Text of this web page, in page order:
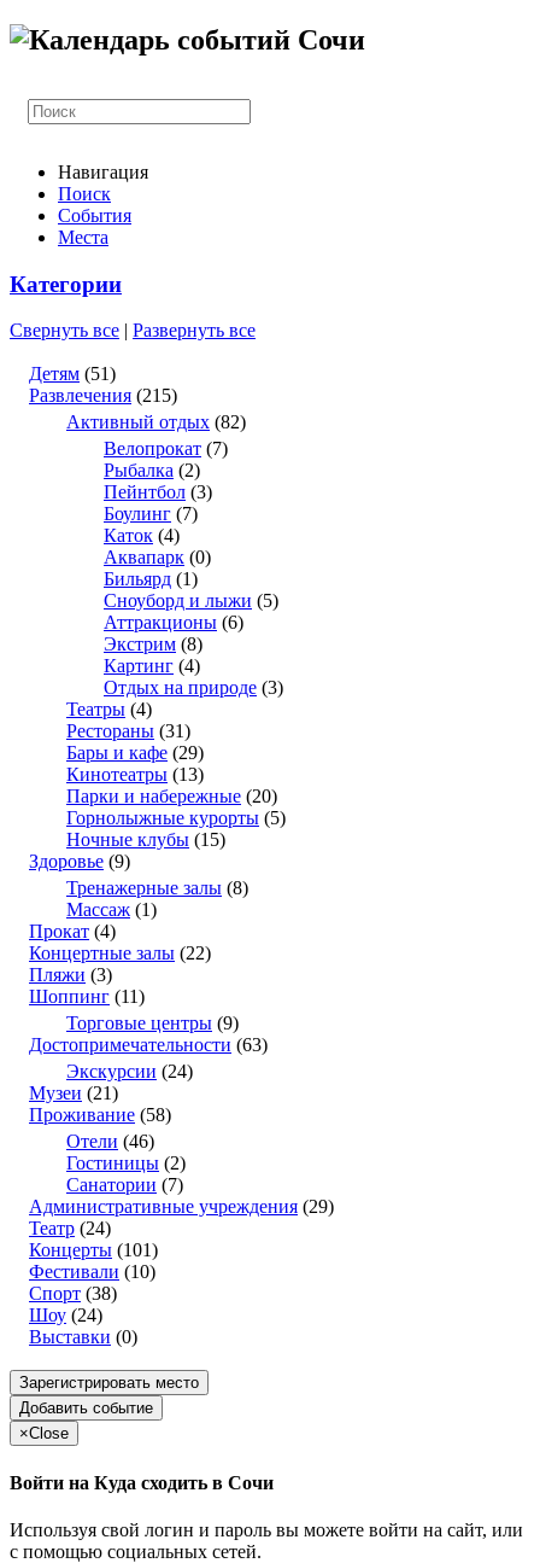
Навигация
Поиск
События
Места
Категории
Свернуть все | Развернуть все
Детям (51)
Развлечения (215)
Активный отдых (82)
Велопрокат (7)
Рыбалка (2)
Пейнтбол (3)
Боулинг (7)
Каток (4)
Аквапарк (0)
Бильярд (1)
Сноуборд и лыжи (5)
Аттракционы (6)
Экстрим (8)
Картинг (4)
Отдых на природе (3)
Театры (4)
Рестораны (31)
Бары и кафе (29)
Кинотеатры (13)
Парки и набережные (20)
Горнолыжные курорты (5)
Ночные клубы (15)
Здоровье (9)
Тренажерные залы (8)
Массаж (1)
Прокат (4)
Концертные залы (22)
Пляжи (3)
Шоппинг (11)
Торговые центры (9)
Достопримечательности (63)
Экскурсии (24)
Музеи (21)
Проживание (58)
Отели (46)
Гостиницы (2)
Санатории (7)
Административные учреждения (29)
Театр (24)
Концерты (101)
Фестивали (10)
Спорт (38)
Шоу (24)
Выставки (0)
Зарегистрировать место
Добавить событие
×Close
Войти на Куда сходить в Сочи
Используя свой логин и пароль вы можете войти на сайт, или
с помощью социальных сетей.